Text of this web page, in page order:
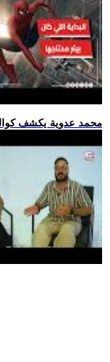
.. محمد عدوية يكشف